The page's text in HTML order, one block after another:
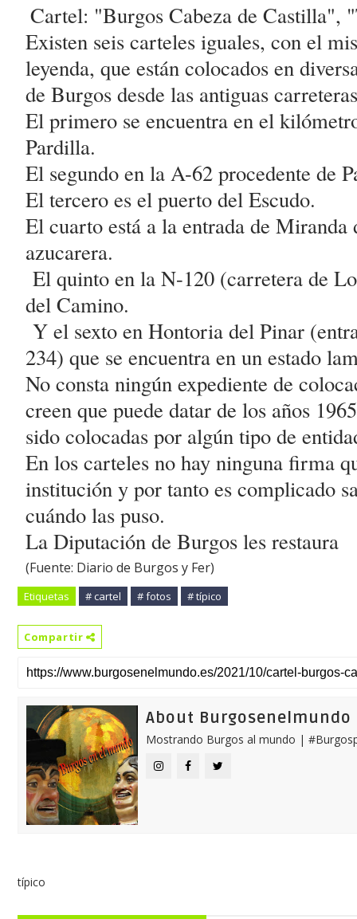
Cartel: "Burgos Cabeza de Castilla",
Existen seis carteles iguales, con el
leyenda, que están colocados en
de Burgos desde las antiguas
El primero se encuentra en el
Pardilla.
El segundo en la A-62 procedente de
El tercero es el puerto del Escudo.
El cuarto está a la entrada de
azucarera.
El quinto en la N-120 (carretera de
del Camino.
Y el sexto en Hontoria del Pinar
234) que se encuentra en un estado
No consta ningún expediente de
creen que puede datar de los años
sido colocadas por algún tipo de
En los carteles no hay ninguna firma
institución y por tanto es complicado
cuándo las puso.
La Diputación de Burgos les restaura
(Fuente: Diario de Burgos y Fer)
Etiquetas # cartel # fotos # típico
Compartir
About Burgosenelmundo
Mostrando Burgos al mundo |
típico